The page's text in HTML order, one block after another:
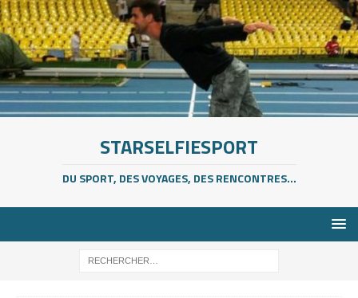
STARSELFIESPORT
DU SPORT, DES VOYAGES, DES RENCONTRES...